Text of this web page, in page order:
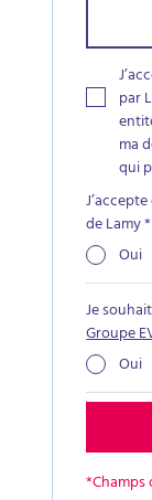
par
ma
qui
de Lamy*
Oui
Je
Groupe
Oui